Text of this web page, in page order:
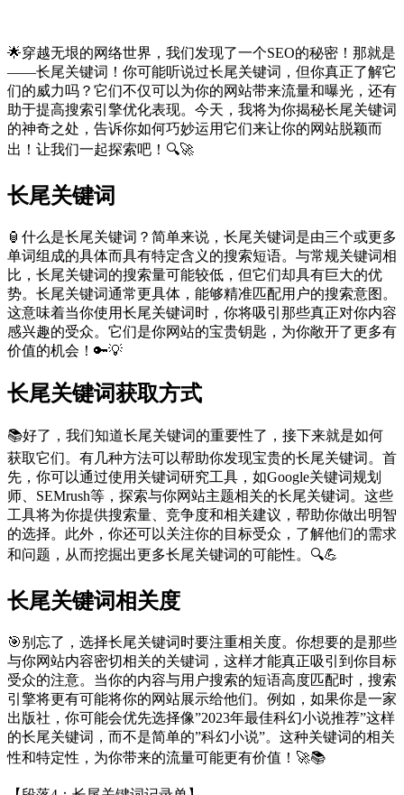
🌟穿越无垠的网络世界，我们发现了一个SEO的秘密！那就是
——长尾关键词！你可能听说过长尾关键词，但你真正了解它
们的威力吗？它们不仅可以为你的网站带来流量和曝光，还有
助于提高搜索引擎优化表现。今天，我将为你揭秘长尾关键词
的神奇之处，告诉你如何巧妙运用它们来让你的网站脱颖而
出！让我们一起探索吧！🔍🚀
长尾关键词
🏮什么是长尾关键词？简单来说，长尾关键词是由三个或更多
单词组成的具体而具有特定含义的搜索短语。与常规关键词相
比，长尾关键词的搜索量可能较低，但它们却具有巨大的优
势。长尾关键词通常更具体，能够精准匹配用户的搜索意图。
这意味着当你使用长尾关键词时，你将吸引那些真正对你内容
感兴趣的受众。它们是你网站的宝贵钥匙，为你敞开了更多有
价值的机会！🔑💡
长尾关键词获取方式
📚好了，我们知道长尾关键词的重要性了，接下来就是如何
获取它们。有几种方法可以帮助你发现宝贵的长尾关键词。首
先，你可以通过使用关键词研究工具，如Google关键词规划
师、SEMrush等，探索与你网站主题相关的长尾关键词。这些
工具将为你提供搜索量、竞争度和相关建议，帮助你做出明智
的选择。此外，你还可以关注你的目标受众，了解他们的需求
和问题，从而挖掘出更多长尾关键词的可能性。🔍💪
长尾关键词相关度
🎯别忘了，选择长尾关键词时要注重相关度。你想要的是那些
与你网站内容密切相关的关键词，这样才能真正吸引到你目标
受众的注意。当你的内容与用户搜索的短语高度匹配时，搜索
引擎将更有可能将你的网站展示给他们。例如，如果你是一家
出版社，你可能会优先选择像”2023年最佳科幻小说推荐”这样
的长尾关键词，而不是简单的”科幻小说”。这种关键词的相关
性和特定性，为你带来的流量可能更有价值！🚀📚